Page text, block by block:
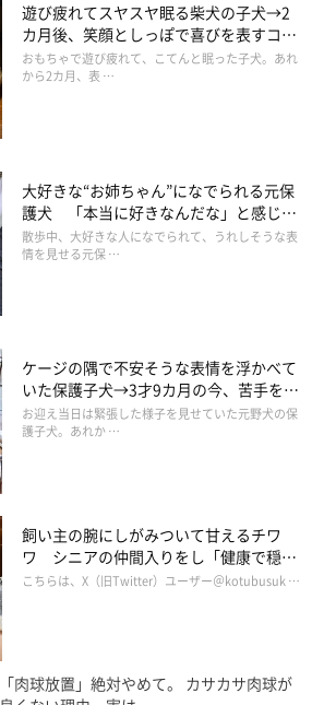
遊び疲れてスヤスヤ眠る柴犬の子犬→2
カ月後、笑顔としっぽで喜びを表すコに
成長！
おもちゃで遊び疲れて、こてんと眠った子犬。あれ
から2カ月、表 …
大好きな“お姉ちゃん”になでられる元保
護犬 「本当に好きなんだな」と感じる
表情にほっこり
散歩中、大好きな人になでられて、うれしそうな表
情を見せる元保 …
ケージの隅で不安そうな表情を浮かべて
いた保護子犬→3才9カ月の今、苦手を克
服し頼もしいコに成長！
お迎え当日は緊張した様子を見せていた元野犬の保
護子犬。あれか …
飼い主の腕にしがみついて甘えるチワ
ワ シニアの仲間入りをし「健康で穏や
かな暮らしが続いてほしい」と願う
こちらは、X（旧Twitter）ユーザー＠kotubusuk …
「肉球放置」絶対やめて。 カサカサ肉球が